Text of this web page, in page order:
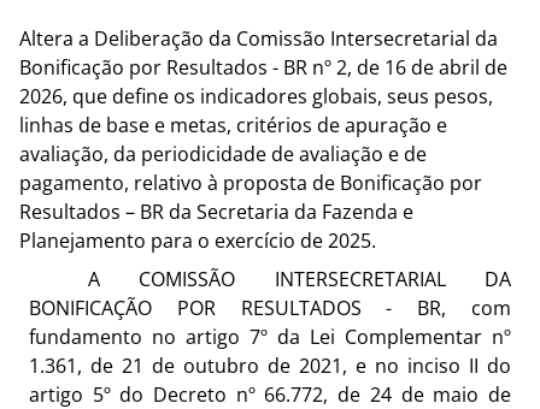
Altera a Deliberação da Comissão Intersecretarial da
Bonificação por Resultados - BR nº 2, de 16 de abril de
2026, que define os indicadores globais, seus pesos,
linhas de base e metas, critérios de apuração e
avaliação, da periodicidade de avaliação e de
pagamento, relativo à proposta de Bonificação por
Resultados – BR da Secretaria da Fazenda e
Planejamento para o exercício de 2025.
A COMISSÃO INTERSECRETARIAL DA
BONIFICAÇÃO POR RESULTADOS - BR, com
fundamento no artigo 7º da Lei Complementar nº
1.361, de 21 de outubro de 2021, e no inciso II do
artigo 5º do Decreto nº 66.772, de 24 de maio de